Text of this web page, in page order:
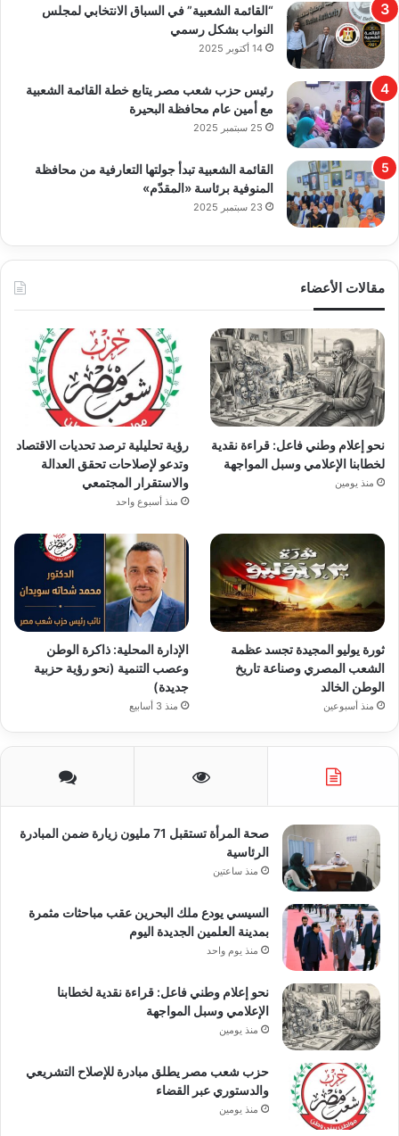
“القائمة الشعبية” في السباق الانتخابي لمجلس
النواب بشكل رسمي
14 أكتوبر 2025
رئيس حزب شعب مصر يتابع خطة القائمة الشعبية
مع أمين عام محافظة البحيرة
25 سبتمبر 2025
القائمة الشعبية تبدأ جولتها التعارفية من محافظة
المنوفية برئاسة «المقدّم»
23 سبتمبر 2025
مقالات الأعضاء
نحو إعلام وطني فاعل: قراءة نقدية
لخطابنا الإعلامي وسبل المواجهة
منذ يومين
رؤية تحليلية ترصد تحديات الاقتصاد
وتدعو لإصلاحات تحقق العدالة
والاستقرار المجتمعي
منذ أسبوع واحد
ثورة يوليو المجيدة تجسد عظمة
الشعب المصري وصناعة تاريخ
الوطن الخالد
منذ أسبوعين
الإدارة المحلية: ذاكرة الوطن
وعصب التنمية (نحو رؤية حزبية
جديدة)
منذ 3 أسابيع
صحة المرأة تستقبل 71 مليون زيارة ضمن المبادرة
الرئاسية
منذ ساعتين
السيسي يودع ملك البحرين عقب مباحثات مثمرة
بمدينة العلمين الجديدة اليوم
منذ يوم واحد
نحو إعلام وطني فاعل: قراءة نقدية لخطابنا
الإعلامي وسبل المواجهة
منذ يومين
حزب شعب مصر يطلق مبادرة للإصلاح التشريعي
والدستوري عبر القضاء
منذ يومين